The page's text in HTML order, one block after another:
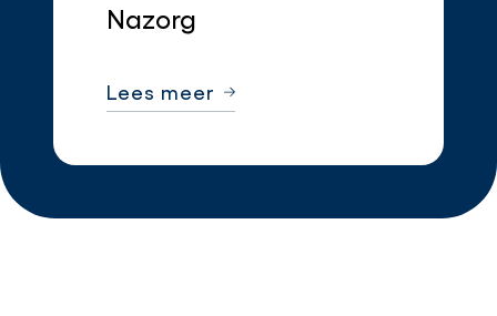
Nazorg
Lees meer